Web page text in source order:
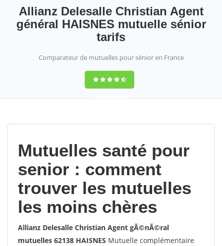
Allianz Delesalle Christian Agent
général HAISNES mutuelle sénior
tarifs
Comparateur de mutuelles pour sénior en France
9,2(100%)452
Mutuelles santé pour
senior : comment
trouver les mutuelles
les moins chères
Allianz Delesalle Christian Agent gÃ©nÃ©ral
mutuelles 62138 HAISNES Mutuelle complémentaire